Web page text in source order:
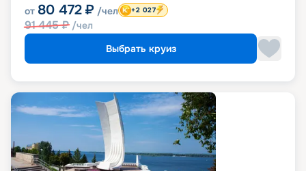
от 80 472 ₽ /чел
91 445₽ /чел
+2 027
Выбрать круиз